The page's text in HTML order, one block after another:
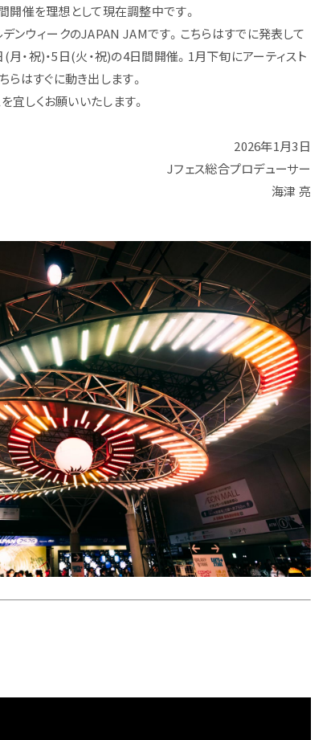
開催を理想として現在調整中です。
ンウィークのJAPAN JAMです。こちらはすでに発表して
月・祝)・5日(火・祝)の4日間開催。1月下旬にアーティスト
らはすぐに動き出します。
宜しくお願いいたします。
2026年1月3日
Jフェス総合プロデューサー
海津 亮